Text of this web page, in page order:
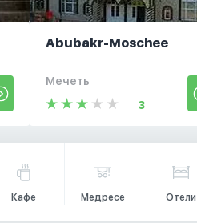
Abubakr-Moschee
Мечеть
3
Кафе Медресе Отели